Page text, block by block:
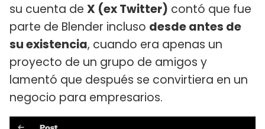
su cuenta de X (ex Twitter) contó que fue
parte de Blender incluso desde antes de
su existencia, cuando era apenas un
proyecto de un grupo de amigos y
lamentó que después se convirtiera en un
negocio para empresarios.